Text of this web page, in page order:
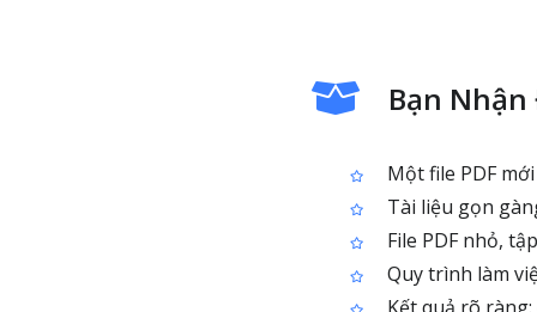
Bạn Nhận
Một file PDF
Tài liệu gọn
File PDF nhỏ,
Quy trình làm